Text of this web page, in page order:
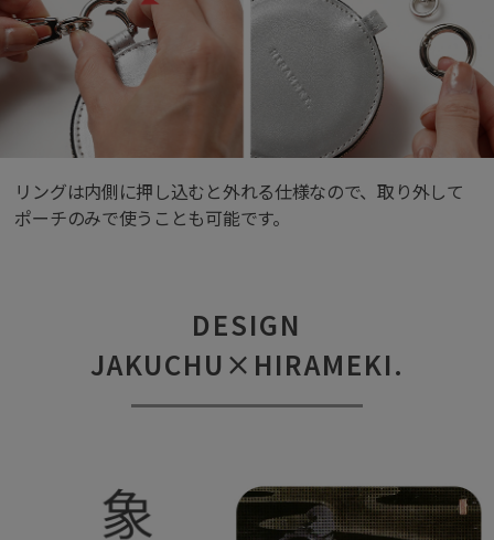
リングは内側に押し込むと外れる仕様なので、取り外して
ポーチのみで使うことも可能です。
DESIGN
JAKUCHU×HIRAMEKI.